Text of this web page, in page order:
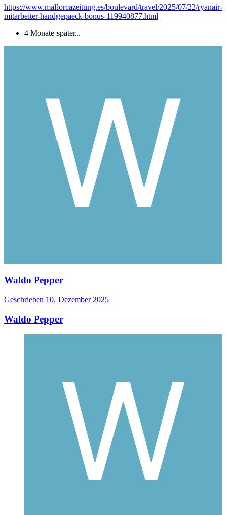
https://www.mallorcazeitung.es/boulevard/travel/2025/07/22/ryanair-
mitarbeiter-handgepaeck-bonus-119940877.html
4 Monate später...
Waldo Pepper
Geschrieben 10. Dezember 2025
Waldo Pepper